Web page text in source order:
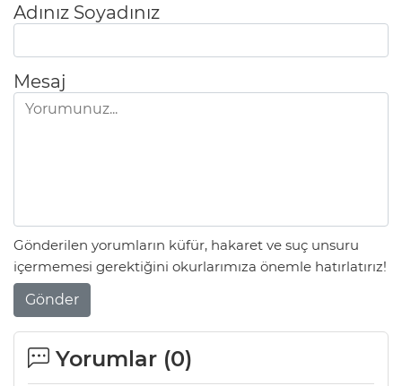
Adınız Soyadınız
Mesaj
Gönderilen yorumların küfür, hakaret ve suç unsuru
içermemesi gerektiğini okurlarımıza önemle hatırlatırız!
Gönder
Yorumlar (0)